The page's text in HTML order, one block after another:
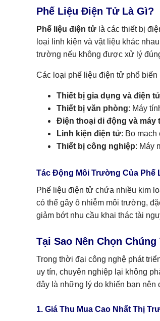
Phế Liệu Điện Tử Là Gì?
Phế liệu điện tử là các thiết bị
loại linh kiện và vật liệu khác
trường nếu không được xử lý
Các loại phế liệu điện tử phổ biến
Thiết bị gia dụng và điện
Thiết bị văn phòng: Máy
Điện thoại di động và máy
Linh kiện điện tử: Bo mạch
Thiết bị công nghiệp: Máy
Tác Động Môi Trường Của Phế
Phế liệu điện tử chứa nhiều kim
có thể gây ô nhiễm môi trường,
giảm bớt nhu cầu khai thác tài
Tại Sao Nên Chọn
Trong thời đại công nghệ phát
uy tín, chuyên nghiệp lại không
đây là những lý do khiến bạn nên
1. Giá Thu Mua Cao Nhất Thị